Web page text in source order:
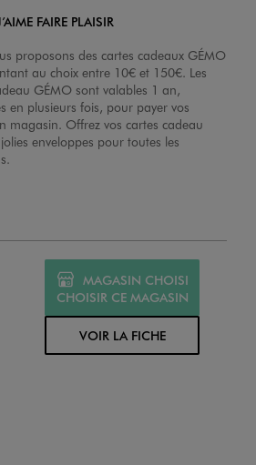
FAIRE PLAISIR
proposons des cartes cadeaux GÉMO
au choix entre 10€ et 150€. Les
GÉMO sont valables 1 an,
en plusieurs fois, pour payer vos
magasin. Offrez vos cartes cadeau
enveloppes pour toutes les
MAGASIN CHOISI
CHOISIR CE MAGASIN
VOIR LA FICHE